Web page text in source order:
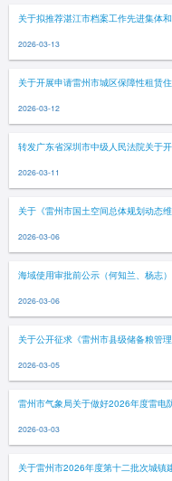
关于拟推荐湛江市档案工作先进集体
2026-03-13
关于开展申请雷州市城区保障性租赁
2026-03-12
转发广东省深圳市中级人民法院关于
2026-03-11
关于《雷州市国土空间总体规划动态
2026-03-06
海域使用审批前公示（何知兰、杨志）
2026-03-06
关于公开征求《雷州市县级储备粮管
2026-03-05
雷州市气象局关于做好2026年度雷电
2026-03-03
关于雷州市2026年度第十二批次城镇